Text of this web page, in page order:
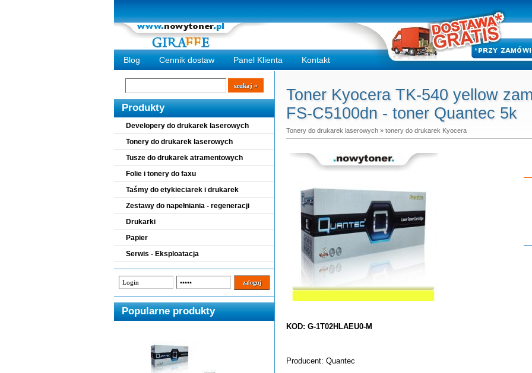
Blog Cennik dostaw Panel Klienta Kontakt
Wyszukiwarka
szukaj
Produkty
Developery do drukarek laserowych
Tonery do drukarek laserowych
Tusze do drukarek atramentowych
Folie i tonery do faxu
Taśmy do etykieciarek i drukarek
Zestawy do napełniania - regeneracji
Drukarki
Papier
Serwis - Eksploatacja
Popularne produkty
Toner Kyocera TK-540 yellow
FS-C5100dn - toner Quantec 5k
Tonery do drukarek laserowych » tonery do drukarek Kyocera
KOD: G-1T02HLAEU0-M
Producent: Quantec